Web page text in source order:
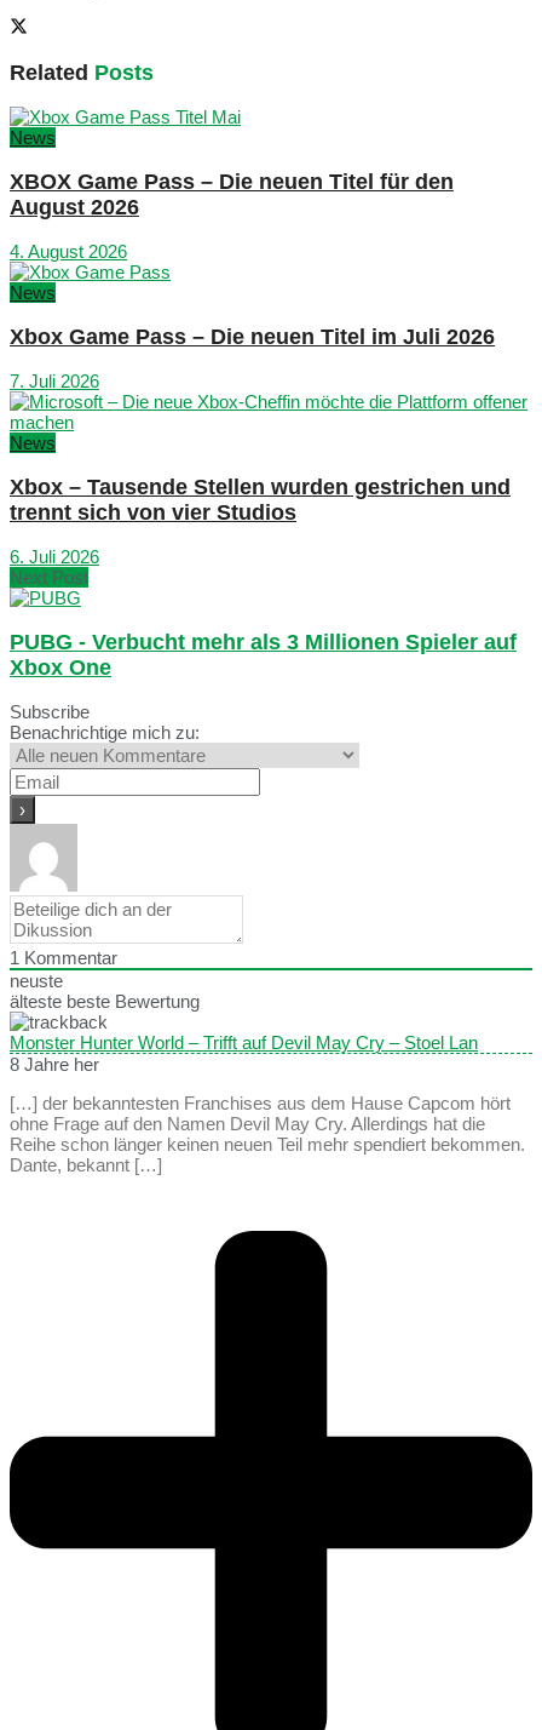
Related Posts
News
XBOX Game Pass – Die neuen Titel für den
August 2026
4. August 2026
News
Xbox Game Pass – Die neuen Titel im Juli 2026
7. Juli 2026
News
Xbox – Tausende Stellen wurden gestrichen und
trennt sich von vier Studios
6. Juli 2026
Next Post
PUBG - Verbucht mehr als 3 Millionen Spieler auf
Xbox One
Subscribe
Benachrichtige mich zu:
1 Kommentar
neuste
älteste beste Bewertung
Monster Hunter World – Trifft auf Devil May Cry – Stoel Lan
8 Jahre her
[…] der bekanntesten Franchises aus dem Hause Capcom hört
ohne Frage auf den Namen Devil May Cry. Allerdings hat die
Reihe schon länger keinen neuen Teil mehr spendiert bekommen.
Dante, bekannt […]